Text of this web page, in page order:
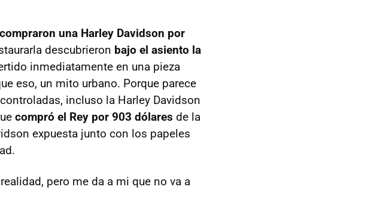
compraron una Harley Davidson por
descubrieron bajo el asiento la
inmediatamente en una pieza
eso, un mito urbano. Porque parece
incluso la Harley Davidson
compró el Rey por 903 dólares de la
expuesta junto con los papeles
pero me da a mi que no va a